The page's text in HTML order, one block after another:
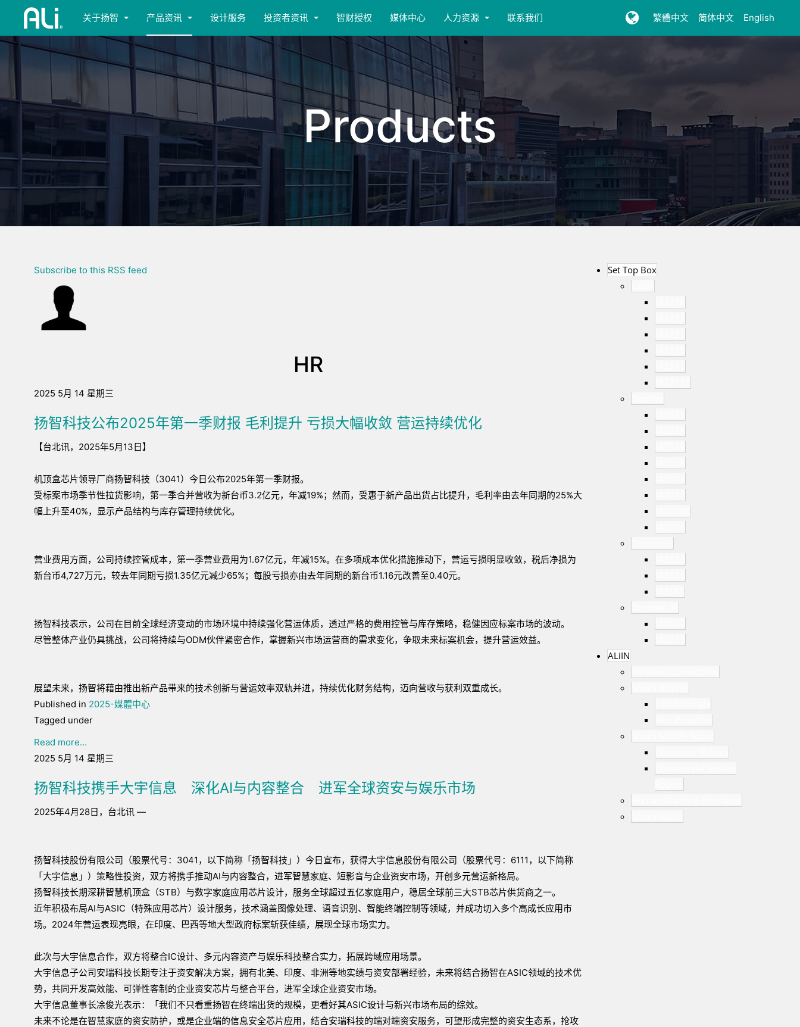
关于扬智 产品资讯 设计服务 投资者资讯 智财授权 媒体中心 人力资源 联系我们 繁體中文 简体中文 English
Products
Subscribe to this RSS feed
HR
2025 5月 14 星期三
扬智科技公布2025年第一季财报 毛利提升 亏损大幅收敛 营运持续优化
【台北讯，2025年5月13日】
机顶盒芯片领导厂商扬智科技（3041）今日公布2025年第一季财报。
受标案市场季节性拉货影响，第一季合并营收为新台币3.2亿元，年减19%；然而，受惠于新产品出货占比提升，毛利率由去年同期的25%大
幅上升至40%，显示产品结构与库存管理持续优化。
营业费用方面，公司持续控管成本，第一季营业费用为1.67亿元，年减15%。在多项成本优化措施推动下，营运亏损明显收敛，税后净损为
新台币4,727万元，较去年同期亏损1.35亿元减少65%；每股亏损亦由去年同期的新台币1.16元改善至0.40元。
扬智科技表示，公司在目前全球经济变动的市场环境中持续强化营运体质，透过严格的费用控管与库存策略，稳健因应标案市场的波动。
尽管整体产业仍具挑战，公司将持续与ODM伙伴紧密合作，掌握新兴市场运营商的需求变化，争取未来标案机会，提升营运效益。
展望未来，扬智将藉由推出新产品带来的技术创新与营运效率双轨并进，持续优化财务结构，迈向营收与获利双重成长。
Published in 2025-媒體中心
Tagged under
Read more...
2025 5月 14 星期三
扬智科技携手大宇信息 深化AI与内容整合 进军全球资安与娱乐市场
2025年4月28日，台北讯 —
扬智科技股份有限公司（股票代号：3041，以下简称「扬智科技」）今日宣布，获得大宇信息股份有限公司（股票代号：6111，以下简称
「大宇信息」）策略性投资，双方将携手推动AI与内容整合，进军智慧家庭、短影音与企业资安市场，开创多元营运新格局。
扬智科技长期深耕智慧机顶盒（STB）与数字家庭应用芯片设计，服务全球超过五亿家庭用户，稳居全球前三大STB芯片供货商之一。
近年积极布局AI与ASIC（特殊应用芯片）设计服务，技术涵盖图像处理、语音识别、智能终端控制等领域，并成功切入多个高成长应用市
场。2024年营运表现亮眼，在印度、巴西等地大型政府标案斩获佳绩，展现全球市场实力。
此次与大宇信息合作，双方将整合IC设计、多元内容资产与娱乐科技整合实力，拓展跨域应用场景。
大宇信息子公司安瑞科技长期专注于资安解决方案，拥有北美、印度、非洲等地实绩与资安部署经验，未来将结合扬智在ASIC领域的技术优
势，共同开发高效能、可弹性客制的企业资安芯片与整合平台，进军全球企业资安市场。
大宇信息董事长凃俊光表示：「我们不只看重扬智在终端出货的规模，更看好其ASIC设计与新兴市场布局的综效。
未来不论是在智慧家庭的资安防护，或是企业端的信息安全芯片应用，结合安瑞科技的端对端资安服务，可望形成完整的资安生态系，抢攻
Set Top Box
ALiIN